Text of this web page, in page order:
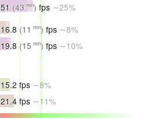
51 (43 min) fps ∼25%
16.8 (11 min) fps ∼8%
19.8 (15 min) fps ∼10%
15.2 fps ∼8%
21.4 fps ∼11%